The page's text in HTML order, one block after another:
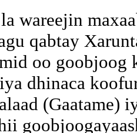
wareejin
qabtay
oo goobjoog
dhinaca
(Gaatame)